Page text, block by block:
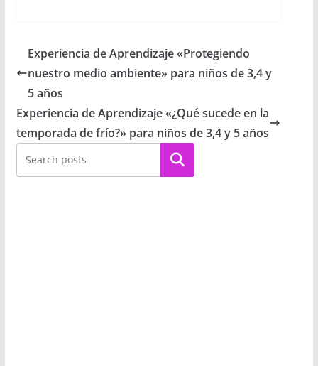
Experiencia de Aprendizaje «Protegiendo
nuestro medio ambiente» para niños de 3,4 y
5 años
Experiencia de Aprendizaje «¿Qué sucede en la
temporada de frío?» para niños de 3,4 y 5 años
Buscar